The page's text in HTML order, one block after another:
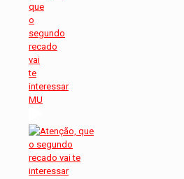
que
o
segundo
recado
vai
te
interessar
MU